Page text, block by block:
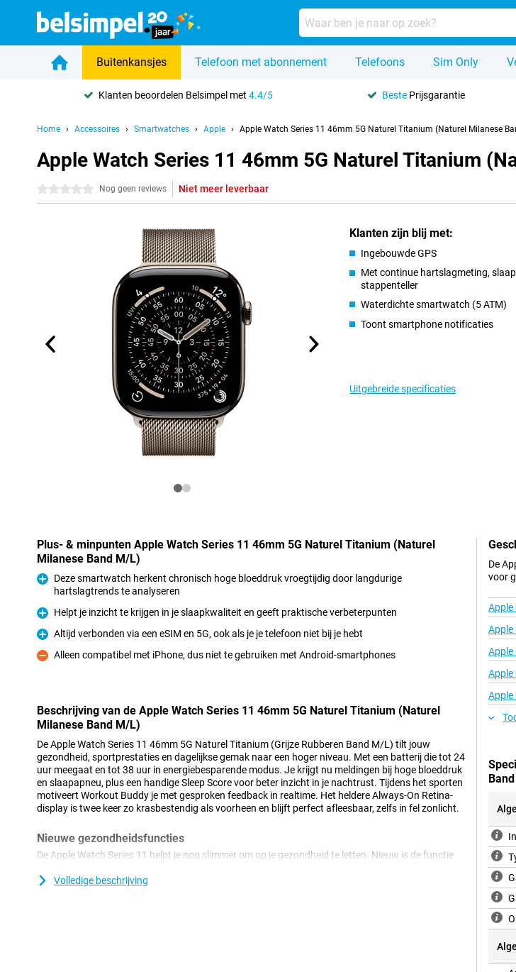
Buitenkansjes Telefoon met abonnement Telefoons Sim Only
Klanten beoordelen Belsimpel met4.4/5 Beste Prijsgarantie
Home Accessoires Smartwatches Apple Apple Watch Series 11 46mm 5G Naturel Titanium (Naturel Milanese
Apple Watch Series 11 46mm 5G Naturel Titanium
0 sterren Nog geen reviews Niet meer leverbaar
Klanten zijn blij met:
Ingebouwde GPS
Met continue hartslagmeting,
stappenteller
Waterdichte smartwatch (5 ATM)
Toont smartphone notificaties
Uitgebreide specificaties
Plus- & minpunten Apple Watch Series 11 46mm 5G Naturel Titanium (Naturel
Milanese Band M/L)
Pluspunt
Deze smartwatch herkent chronisch hoge bloeddruk vroegtijdig door langdurige
hartslagtrends te analyseren
Pluspunt
Helpt je inzicht te krijgen in je slaapkwaliteit en geeft praktische verbeterpunten
Pluspunt
Altijd verbonden via een eSIM en 5G, ook als je je telefoon niet bij je hebt
Minpunt
Alleen compatibel met iPhone, dus niet te gebruiken met Android-smartphones
Beschrijving van de Apple Watch Series 11 46mm 5G Naturel Titanium (Naturel
Milanese Band M/L)
De Apple Watch Series 11 46mm 5G Naturel Titanium (Grijze Rubberen Band M/L) tilt jouw
gezondheid, sportprestaties en dagelijkse gemak naar een hoger niveau. Met een batterij die tot 24
uur meegaat en tot 38 uur in energiebesparende modus. Je krijgt nu meldingen bij hoge bloeddruk
en slaapapneu, plus een handige Sleep Score voor beter inzicht in je nachtrust. Tijdens het sporten
motiveert Workout Buddy je met gesproken feedback in realtime. Het heldere Always-On Retina-
display is twee keer zo krasbestendig als voorheen en blijft perfect afleesbaar, zelfs in fel zonlicht.
Nieuwe gezondheidsfuncties
De Apple Watch Series 11 helpt je nog slimmer om op je gezondheid te letten. Nieuw is de functie
je bloedvaten reageren op je hartslag over een periode van 30 dagen. Met de Vitals-app op de
Volledige beschrijving
De
voor
Apple
Apple
Apple
Apple
Apple